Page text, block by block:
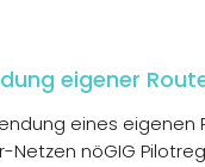
eigener
eines eigenen
Netzen nöGIG